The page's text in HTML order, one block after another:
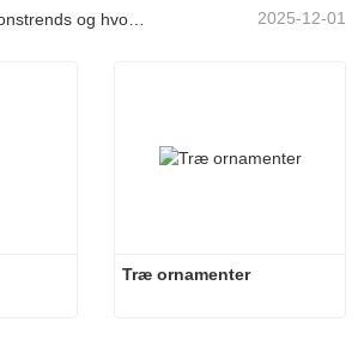
2025-12-01
Træ ornamenter